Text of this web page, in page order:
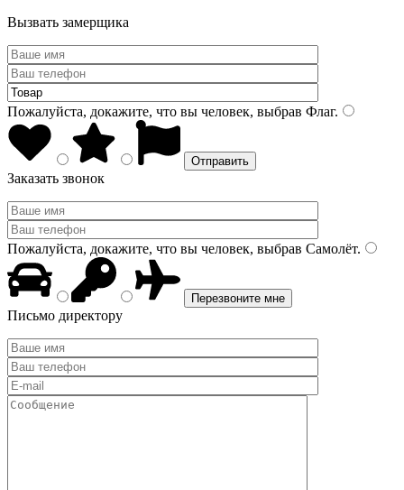
Вызвать замерщика
Пожалуйста, докажите, что вы человек, выбрав Флаг.
Заказать звонок
Пожалуйста, докажите, что вы человек, выбрав Самолёт.
Письмо директору